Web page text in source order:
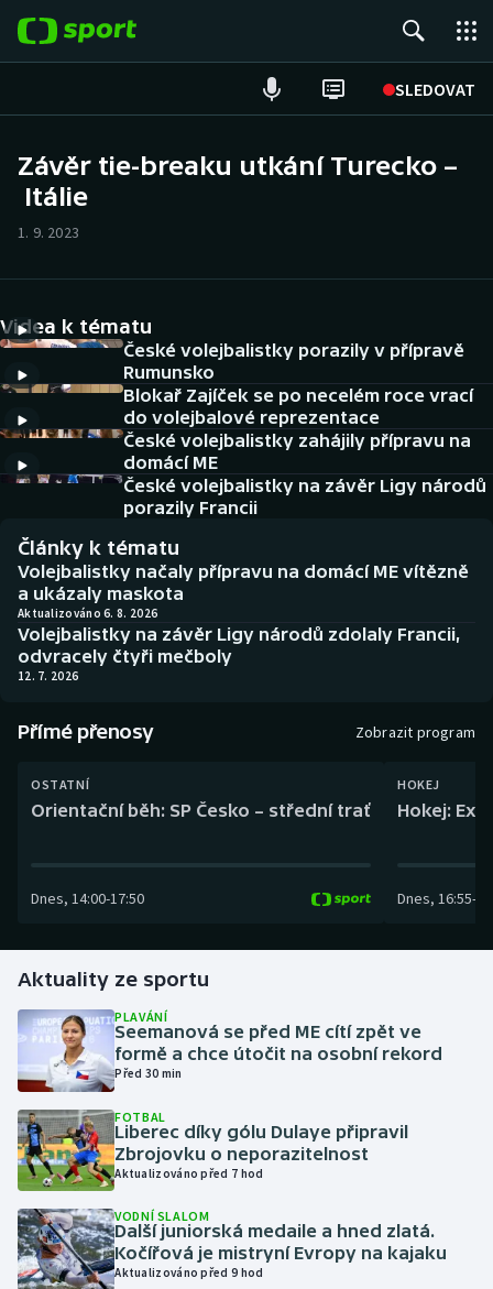
SLEDOVAT
Hokej
Cyklistika
DALŠÍ SPORTY
Americký fotbal
Baseball a softbal
Basketbal
Biatlon
Boby a skeleton
Box
Curling
Golf
Gymnastika
Házená
Jezdectví
Judo
Krasobruslení
NEPŘEHLÉDNĚTE
Historické návraty
Aplikace ČT sport
AZ kvíz
Závěr tie-breaku utkání Turecko –
Itálie
1. 9. 2023
Videa k tématu
České volejbalistky porazily v přípravě
Rumunsko
Blokař Zajíček se po necelém roce vrací
do volejbalové reprezentace
České volejbalistky zahájily přípravu na
domácí ME
České volejbalistky na závěr Ligy národů
porazily Francii
Články k tématu
Volejbalistky načaly přípravu na domácí ME vítězně
a ukázaly maskota
Aktualizováno 6. 8. 2026
Volejbalistky na závěr Ligy národů zdolaly Francii,
odvracely čtyři mečboly
12. 7. 2026
Přímé přenosy Zobrazit program
OSTATNÍ
Orientační běh: SP Česko – střední trať
Dnes, 14:00-17:50
HOKEJ
Hokej:
Dnes, 16:55-
Aktuality ze sportu
PLAVÁNÍ
Seemanová se před ME cítí zpět ve
formě a chce útočit na osobní rekord
Před 30 min
FOTBAL
Liberec díky gólu Dulaye připravil
Zbrojovku o neporazitelnost
Aktualizováno před 7 hod
VODNÍ SLALOM
Další juniorská medaile a hned zlatá.
Kočířová je mistryní Evropy na kajaku
Aktualizováno před 9 hod